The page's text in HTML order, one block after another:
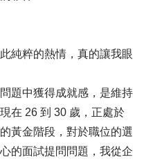
純粹的熱情，真的讓我眼
題中獲得成就感，是維持
在 26 到 30 歲，正處於
黃金階段，對於職位的選
的面試提問問題，我從企